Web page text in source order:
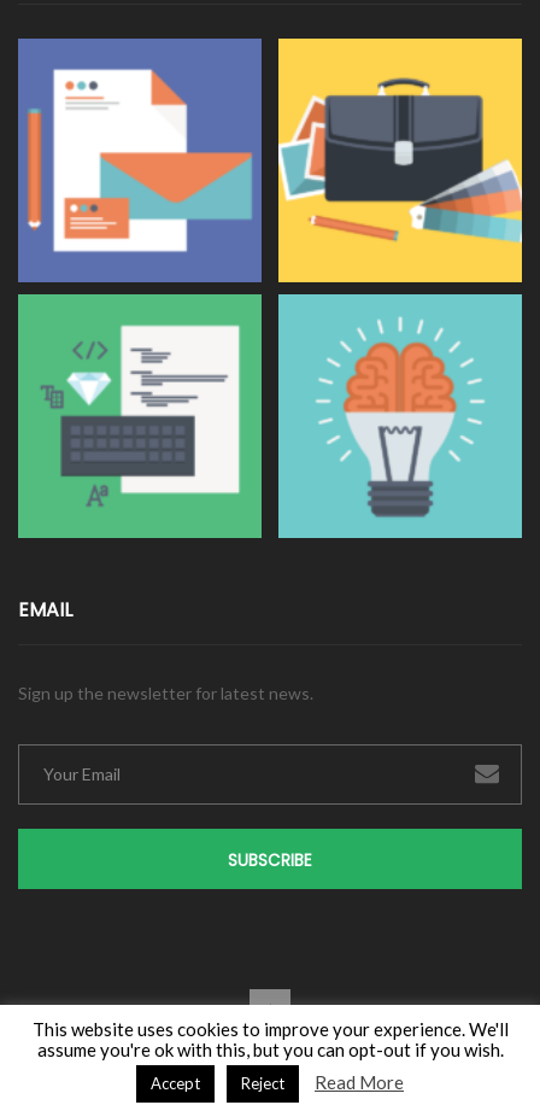
EMAIL
Sign up the newsletter for latest news.
SUBSCRIBE
Copyright © 2016 TopSEO
This website uses cookies to improve your experience. We'll
assume you're ok with this, but you can opt-out if you wish.
Accept Reject Read More